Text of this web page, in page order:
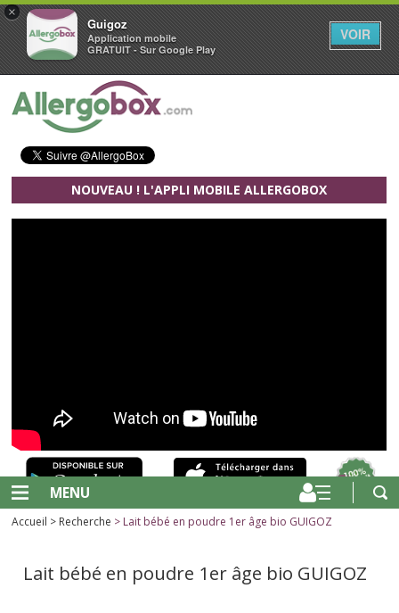
×
Guigoz
Application mobile
GRATUIT - Sur Google Play
VOIR
Aller au contenu principal
NOUVEAU ! L'APPLI MOBILE ALLERGOBOX
MENU
Accueil > Recherche > Lait bébé en poudre 1er âge bio GUIGOZ
Lait bébé en poudre 1er âge bio GUIGOZ